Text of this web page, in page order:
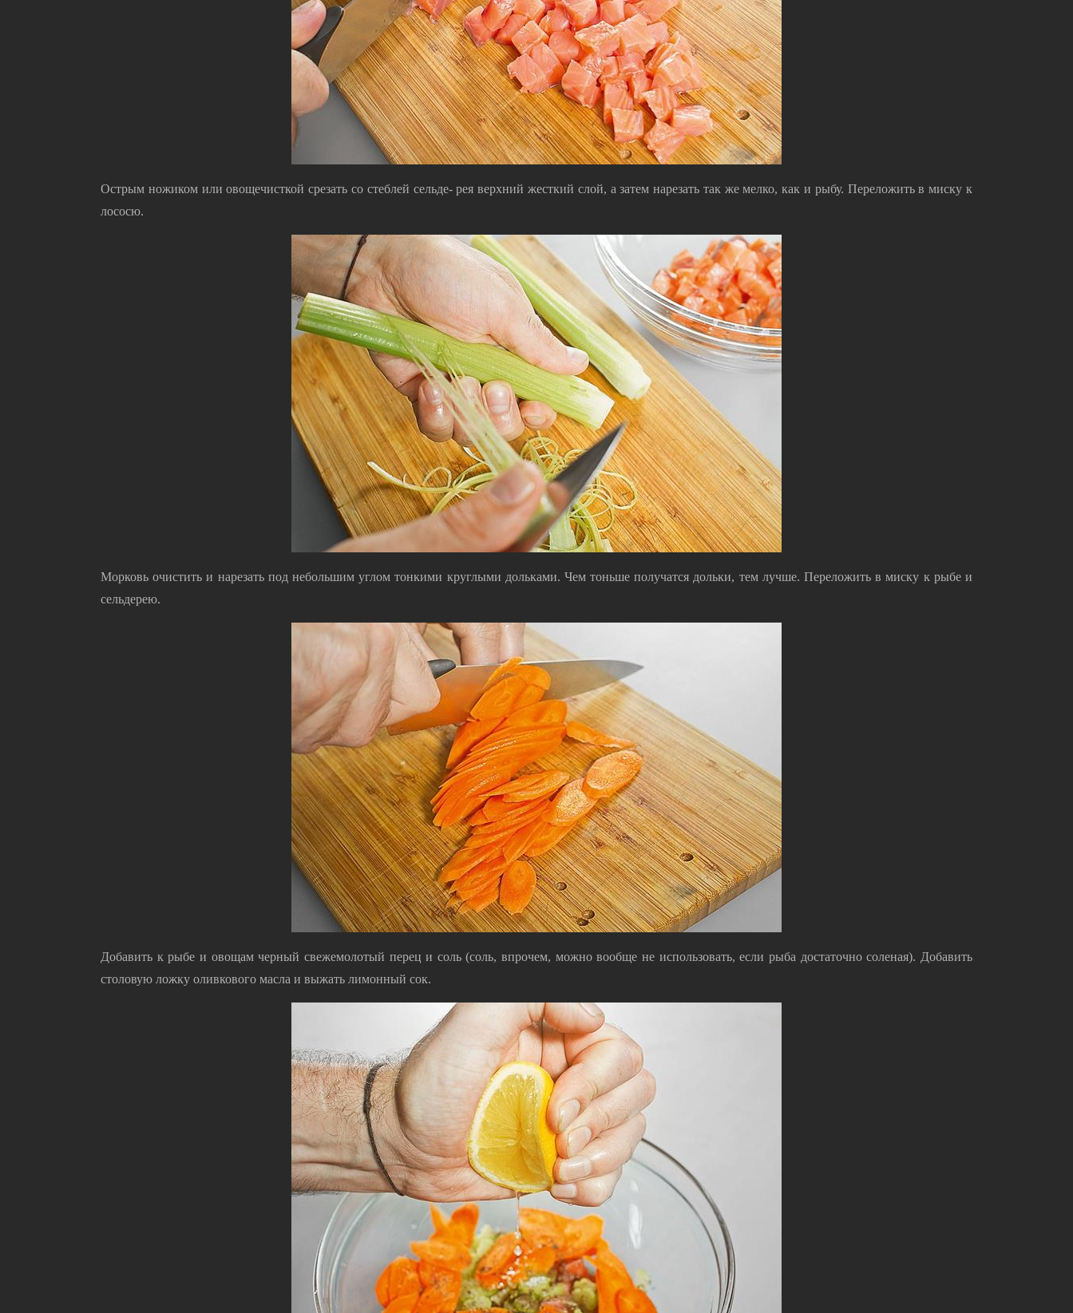
Острым ножиком или овощечисткой срезать со стеблей сельде- рея верхний жесткий слой, а затем нарезать так же мелко, как и рыбу. Переложить в миску к
лососю.
Морковь очистить и нарезать под небольшим углом тонкими круглыми дольками. Чем тоньше получатся дольки, тем лучше. Переложить в миску к рыбе и
сельдерею.
Добавить к рыбе и овощам черный свежемолотый перец и соль (соль, впрочем, можно вообще не использовать, если рыба достаточно соленая). Добавить
столовую ложку оливкового масла и выжать лимонный сок.